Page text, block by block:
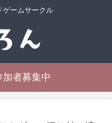
ゲームサークル
者募集中